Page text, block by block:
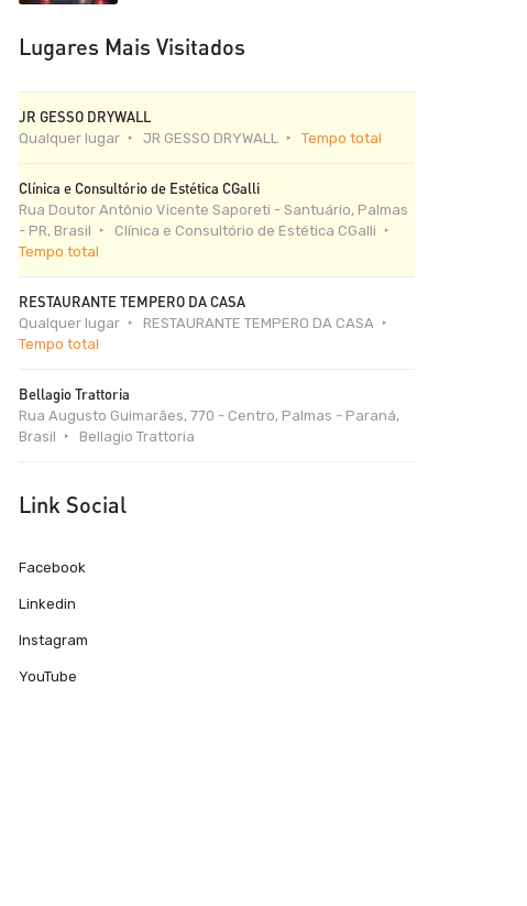
Lugares Mais Visitados
JR GESSO DRYWALL
Qualquer lugar JR GESSO DRYWALL Tempo total
Clínica e Consultório de Estética CGalli
Rua Doutor Antônio Vicente Saporeti - Santuário, Palmas
- PR, Brasil
Clínica e Consultório de Estética CGalli
Tempo total
RESTAURANTE TEMPERO DA CASA
Qualquer lugar
RESTAURANTE TEMPERO DA CASA
Tempo total
Bellagio Trattoria
Rua Augusto Guimarães, 770 - Centro, Palmas - Paraná,
Brasil
Bellagio Trattoria
Link Social
Facebook
Linkedin
Instagram
YouTube